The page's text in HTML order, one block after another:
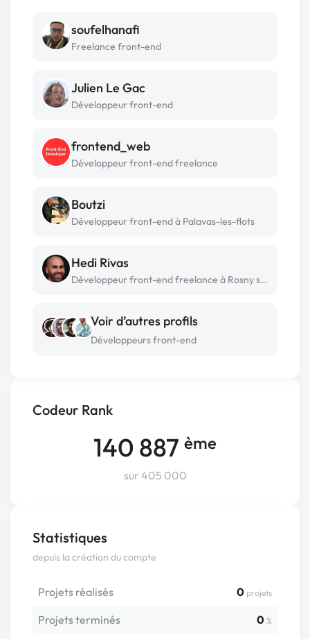
Codeur Rank
140 887 ème
sur 405 000
Statistiques
depuis la création du compte
Projets réalisés 0 projets
Projets terminés 0 %
soufelhanafi
Freelance front-end
Julien Le Gac
Développeur front-end
frontend_web
Développeur front-end freelance
Boutzi
Développeur front-end à Palavas-les-flots
Hedi Rivas
Développeur front-end freelance à Rosny sous bois
Voir d’autres profils
Développeurs front-end